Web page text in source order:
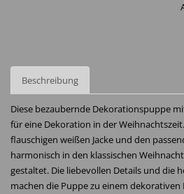
Beschreibung
Diese bezaubernde Dekorationspuppe
für eine Dekoration in der
flauschigen weißen Jacke und den
harmonisch in den klassischen
gestaltet. Die liebevollen Details und die
machen die Puppe zu einem